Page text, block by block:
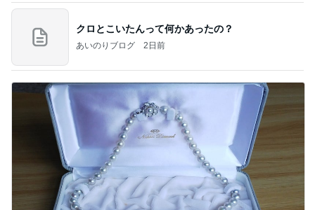
クロとこいたんって何かあったの？
あいのりブログ 2日前